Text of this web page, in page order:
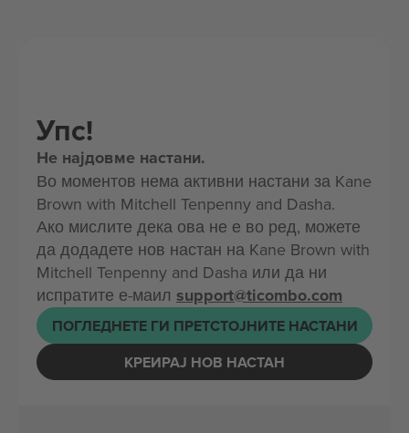
Упс!
Не најдовме настани.
Во моментов нема активни настани за Kane
Brown with Mitchell Tenpenny and Dasha.
Ако мислите дека ова не е во ред, можете
да додадете нов настан на Kane Brown with
Mitchell Tenpenny and Dasha или да ни
испратите е-маил support@ticombo.com
ПОГЛЕДНЕТЕ ГИ ПРЕТСТОЈНИТЕ НАСТАНИ
КРЕИРАЈ НОВ НАСТАН